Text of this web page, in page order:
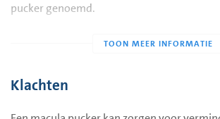
pucker genoemd.
Door veroudering van het netvlies kan een
maculapucker kan ook het gevolg zijn van
oogaandoeningen of ontstaan na een
Het komt meestal voor aan één oog, maar
Klachten